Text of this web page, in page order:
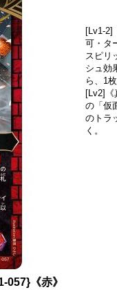
[Lv1-2]
可・タ
スピリ
シュ効
ら、1
[Lv2]
の「仮
のトラ
く。
057}《赤》